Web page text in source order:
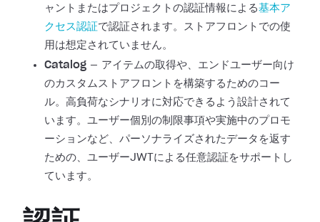
ャントまたはプロジェクトの認証情報による基本ア
クセス認証で認証されます。ストアフロントでの使
用は想定されていません。
Catalog — アイテムの取得や、エンドユーザー向け
のカスタムストアフロントを構築するためのコー
ル。高負荷なシナリオに対応できるよう設計されて
います。ユーザー個別の制限事項や実施中のプロモ
ーションなど、パーソナライズされたデータを返す
ための、ユーザーJWTによる任意認証をサポートし
ています。